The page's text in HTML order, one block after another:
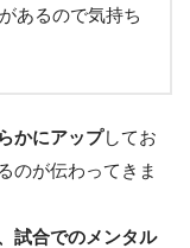
あるので気持ち
かにアップしてお
のが伝わってきま
試合でのメンタル